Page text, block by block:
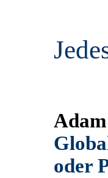
oder